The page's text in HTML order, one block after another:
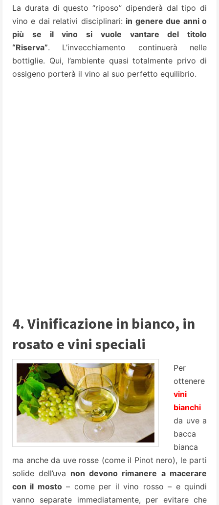
La durata di questo “riposo” dipenderà dal tipo di
vino e dai relativi disciplinari: in genere due anni o
più se il vino si vuole vantare del titolo
“Riserva”. L’invecchiamento continuerà nelle
bottiglie. Qui, l’ambiente quasi totalmente privo di
ossigeno porterà il vino al suo perfetto equilibrio.
4. Vinificazione in bianco, in
rosato e vini speciali
Per
ottenere
vini
bianchi
da uve a
bacca
bianca
ma anche da uve rosse (come il Pinot nero), le parti
solide dell’uva non devono rimanere a macerare
con il mosto– come per il vino rosso – e quindi
vanno separate immediatamente, per evitare che